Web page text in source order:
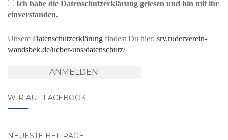
Ich habe die Datenschutzerklärung gelesen und bin mit ihr
einverstanden.
Unsere Datenschutzerklärung findest Du hier: srv.ruderverein-
wandsbek.de/ueber-uns/datenschutz/
WIR AUF FACEBOOK
NEUESTE BEITRÄGE